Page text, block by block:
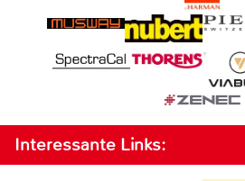
Interessante Links: